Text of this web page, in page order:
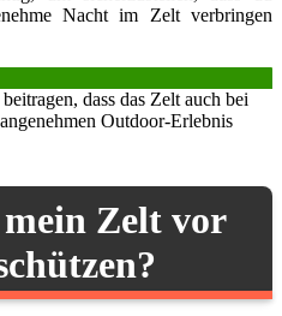
Nacht im Zelt verbringen
dass das Zelt auch bei
Outdoor-Erlebnis
Zelt vor